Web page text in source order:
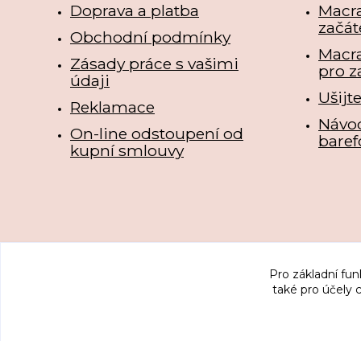
Doprava a platba
Obchodní podmínky
Zásady práce s vašimi
údaji
Reklamace
On-line odstoupení od
kupní smlouvy
pro
Pro základní
také pro účely